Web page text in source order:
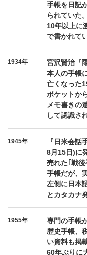
手帳を日記
られていた。
10年以上に
で書かれて
1934年
宮沢賢治『
本人の手帳
亡くなった
ポケットか
メモ書きの
して認識さ
1945年
『日米会
8月15日)に
売れた｢戦
手帳だが、
左側に日本
とカタカナ
1955年
専門の手帳
歴史手帳、
い資料も掲
60年ぶりに